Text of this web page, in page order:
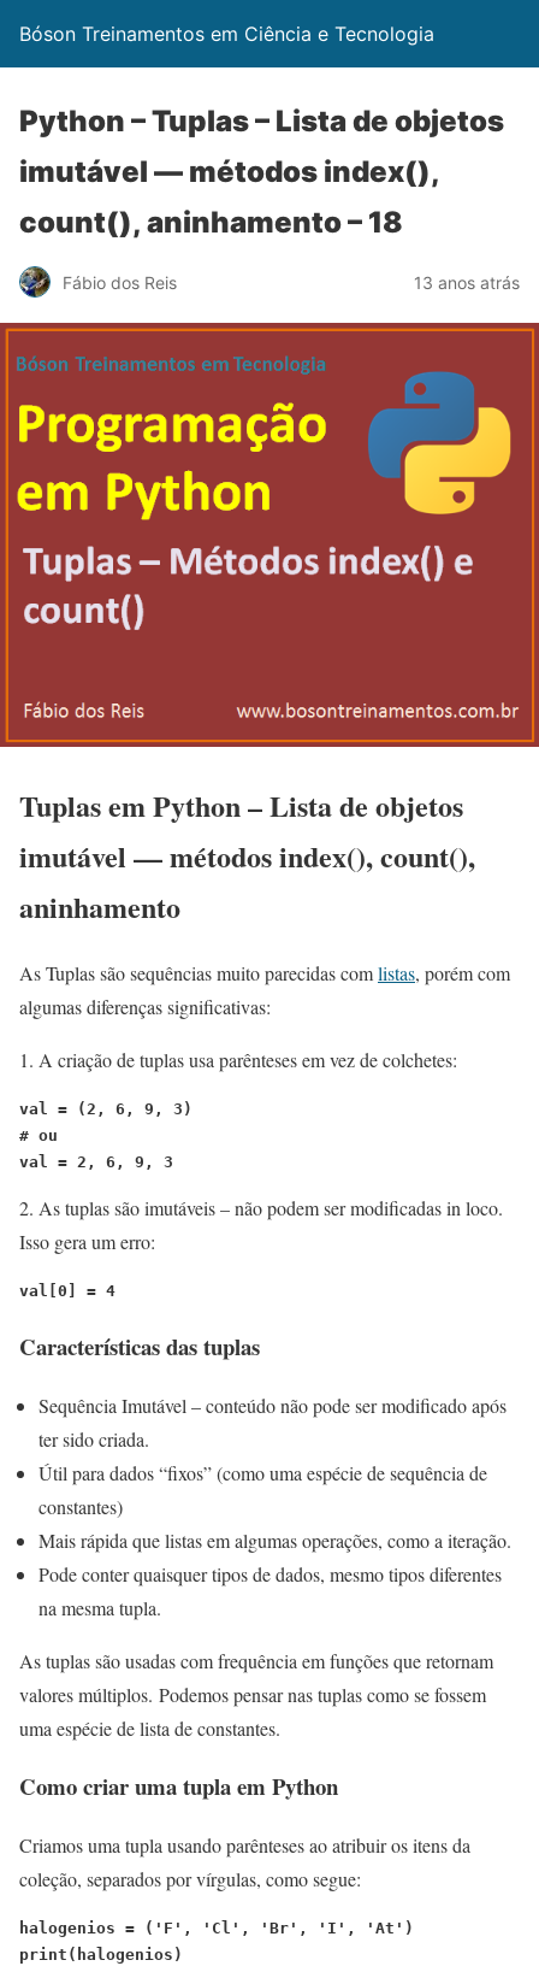
Bóson Treinamentos em Ciência e Tecnologia
Python – Tuplas – Lista de objetos
imutável — métodos index(),
count(), aninhamento – 18
Fábio dos Reis 13 anos atrás
Tuplas em Python – Lista de objetos
imutável — métodos index(), count(),
aninhamento
As Tuplas são sequências muito parecidas comlistas, porém com
algumas diferenças significativas:
1. A criação de tuplas usa parênteses em vez de colchetes:
val = (2, 6, 9, 3)
# ou
val = 2, 6, 9, 3
2. As tuplas são imutáveis – não podem ser modificadas in loco.
Isso gera um erro:
val[0] = 4
Características das tuplas
Sequência Imutável – conteúdo não pode ser modificado após
ter sido criada.
Útil para dados “fixos” (como uma espécie de sequência de
constantes)
Mais rápida que listas em algumas operações, como a iteração.
Pode conter quaisquer tipos de dados, mesmo tipos diferentes
na mesma tupla.
As tuplas são usadas com frequência em funções que retornam
valores múltiplos. Podemos pensar nas tuplas como se fossem
uma espécie de lista de constantes.
Como criar uma tupla em Python
Criamos uma tupla usando parênteses ao atribuir os itens da
coleção, separados por vírgulas, como segue:
halogenios = ('F', 'Cl', 'Br', 'I', 'At')
print(halogenios)